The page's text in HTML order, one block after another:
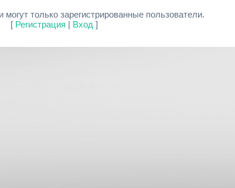
только зарегистрированные пользователи.
[ Регистрация | Вход ]